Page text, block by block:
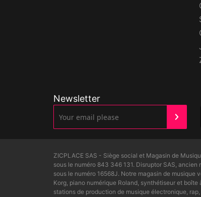
Newsletter
ZICPLACE SAS - Siège social et Magasin de
sous le numéro 843 346 131. Disruptor SAS,
sous le numéro 16568J. Notre magasin de
Korg, piano numérique Roland, synthétiseur et
stations de production de musique électronique,